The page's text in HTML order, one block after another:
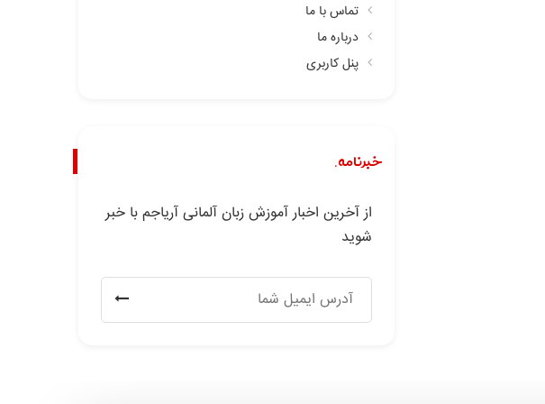
تماس با ما
درباره ما
پنل کاربری
خبرنامه.
از آخرین اخبار آموزش زبان آلمانی آریاجم با خبر
شوید